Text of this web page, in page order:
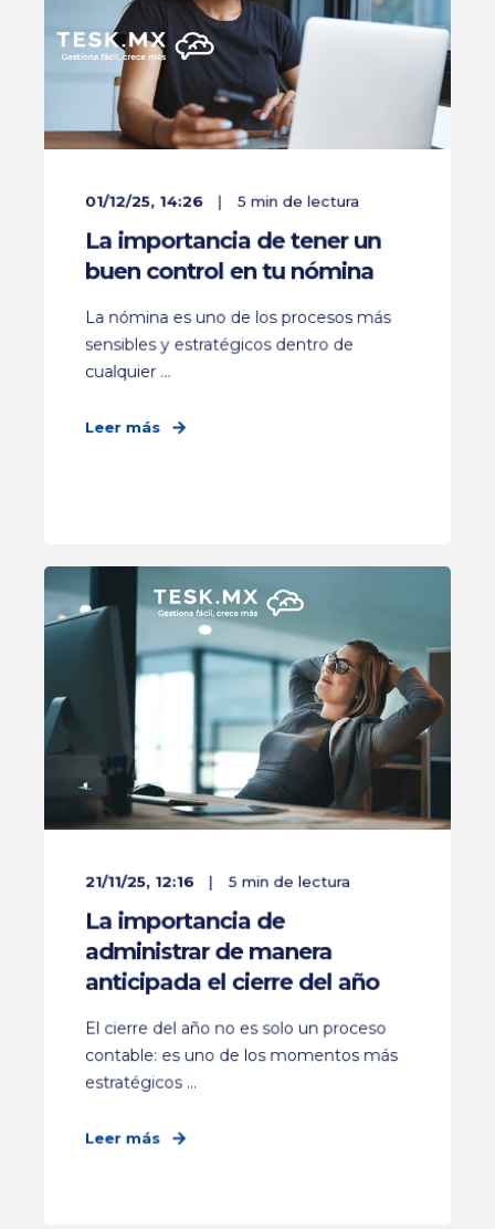
01/12/25, 14:26 5 min de lectura
La importancia de tener un
buen control en tu nómina
La nómina es uno de los procesos más
sensibles y estratégicos dentro de
cualquier ...
Leer más
21/11/25, 12:16 5 min de lectura
La importancia de
administrar de manera
anticipada el cierre del año
El cierre del año no es solo un proceso
contable: es uno de los momentos más
estratégicos ...
Leer más